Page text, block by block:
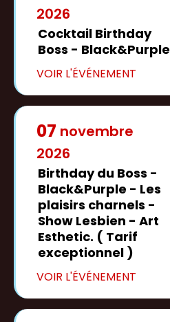
2026
Cocktail Birthday
Boss - Black&Purple
07 novembre
2026
Birthday du Boss -
Black&Purple - Les
plaisirs charnels -
Show Lesbien - Art
Esthetic. ( Tarif
exceptionnel )